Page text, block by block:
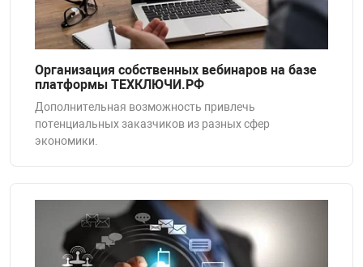
Организация собственных вебинаров на базе
платформы ТЕХКЛЮЧИ.РФ
Дополнительная возможность привлечь
потенциальных заказчиков из разных сфер
экономики.